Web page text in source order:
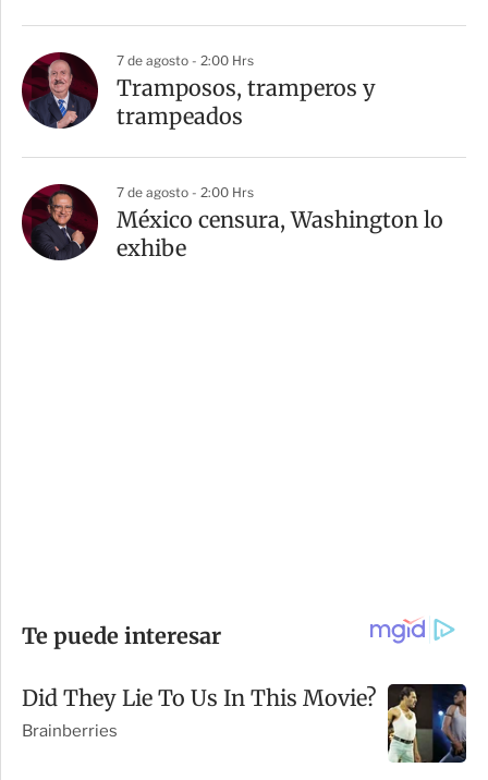
7 de agosto - 2:00 Hrs
Tramposos, tramperos y
trampeados
7 de agosto - 2:00 Hrs
México censura, Washington lo
exhibe